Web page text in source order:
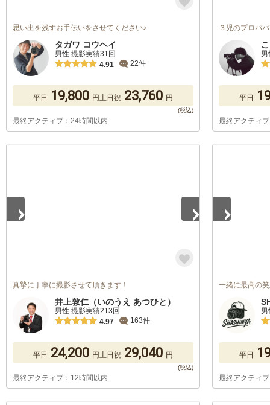
思い出を残すお手伝いをさせてください♪
タガワ コウヘイ
男性 撮影実績31回
4.91
22件
平日 19,800 円土日祝 23,760 円
最終アクティブ：24時間以内
３児のプロパ
平日
最終アクティ
真摯に丁寧に撮影させて頂きます！
井上敦仁（いのうえ あつひと）
男性 撮影実績213回
4.97
163件
平日 24,200 円土日祝 29,040 円
最終アクティブ：12時間以内
一緒に最高の
平日
最終アクティ